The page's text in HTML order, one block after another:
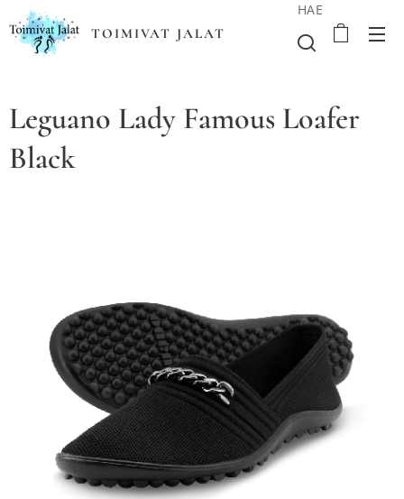
TOIMIVAT JALAT
HAE
Leguano Lady Famous Loafer
Black